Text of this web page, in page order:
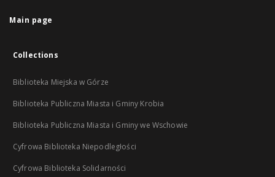
Main page
Collections
Biblioteka Miejska w Górze
Biblioteka Publiczna Miasta i Gminy Krobia
Biblioteka Publiczna Miasta i Gminy we Wschowie
Cyfrowa Biblioteka Niepodległości
Cyfrowa Biblioteka Solidarności